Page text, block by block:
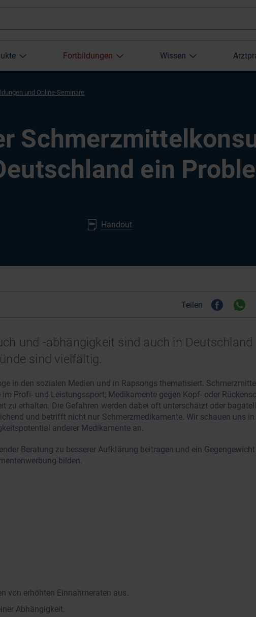
Fortbildungen Wissen
und Online-Seminare
ein
Handout
Teilen
und -abhängigkeit sind auch in Deutschland
sind vielfältig.
in den sozialen Medien und in Rapsongs thematisiert.
Profi- und Leistungssport; Medikamente gegen Kopf- oder
zu erhalten. Die Gefahren werden dabei oft unterschätzt oder
und betrifft nicht nur Schmerzmedikamente. Wir schauen uns
anderer Medikamente an.
Beratung zu besserer Aufklärung beitragen und ein
bilden.
von erhöhten Einnahmeraten aus.
Abhängigkeit.